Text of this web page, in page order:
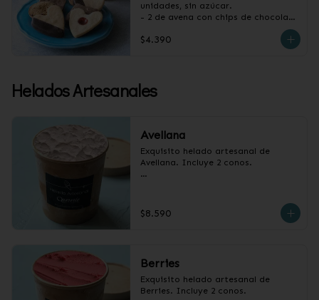
unidades, sin azúcar.
- 2 de avena con chips de chocolate
chocolate
$4.390
Helados Artesanales
Avellana
Exquisito helado artesanal de
Avellana. Incluye 2 conos.
$8.590
Berries
Exquisito helado artesanal de
Berries. Incluye 2 conos.